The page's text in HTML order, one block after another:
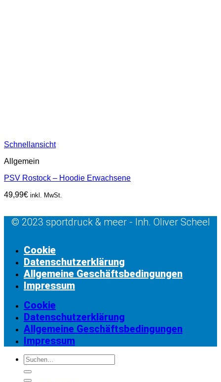
Schnellansicht
Allgemein
PSV Rostock – Hoodie Erwachsene
49,99€ inkl. MwSt.
© 2023 sportdruck & meer - Inh. Oliver Scheel
Cookie
Datenschutzerklärung
Allgemeine Geschäftsbedingungen
Impressum
Cookie
Datenschutzerklärung
Allgemeine Geschäftsbedingungen
Impressum
Suchen
nach: